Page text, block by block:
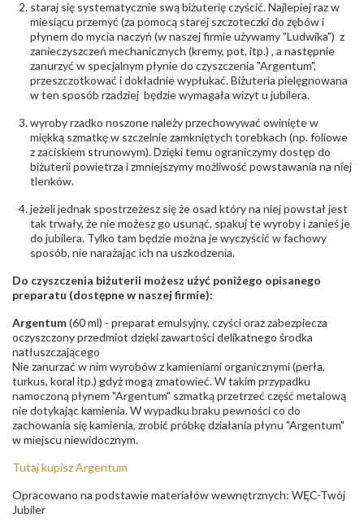
staraj się systematycznie swą biżuterię czyścić. Najlepiej raz w
miesiącu przemyć (za pomocą starej szczoteczki do zębów i
płynem do mycia naczyń (w naszej firmie używamy "Ludwika") z
zanieczyszczeń mechanicznych (kremy, pot, itp.) , a następnie
zanurzyć w specjalnym płynie do czyszczenia "Argentum",
przeszczotkować i dokładnie wypłukać. Biżuteria pielęgnowana
w ten sposób rzadziej będzie wymagała wizyt u jubilera.
wyroby rzadko noszone należy przechowywać owinięte w
miękką szmatkę w szczelnie zamkniętych torebkach (np. foliowe
z zaciskiem strunowym). Dzięki temu ograniczymy dostęp do
biżuterii powietrza i zmniejszymy możliwość powstawania na niej
tlenków.
jeżeli jednak spostrzeżesz się że osad który na niej powstał jest
tak trwały, że nie możesz go usunąć, spakuj te wyroby i zanieś je
do jubilera. Tylko tam będzie można je wyczyścić w fachowy
sposób, nie narażając ich na uszkodzenia.
Do czyszczenia biżuterii możesz użyć poniżego opisanego
preparatu (dostępne w naszej firmie):
Argentum(60 ml) - preparat emulsyjny, czyści oraz zabezpiecza
oczyszczony przedmiot dzięki zawartości delikatnego środka
natłuszczającego
Nie zanurzać w nim wyrobów z kamieniami organicznymi (perła,
turkus, koral itp.) gdyż mogą zmatowieć. W takim przypadku
namoczoną płynem "Argentum" szmatką przetrzeć część metalową
nie dotykając kamienia. W wypadku braku pewności co do
zachowania się kamienia, zrobić próbkę działania płynu "Argentum"
w miejscu niewidocznym.
Tutaj kupisz Argentum
Opracowano na podstawie materiałów wewnętrznych: WĘC-Twój
Jubiler